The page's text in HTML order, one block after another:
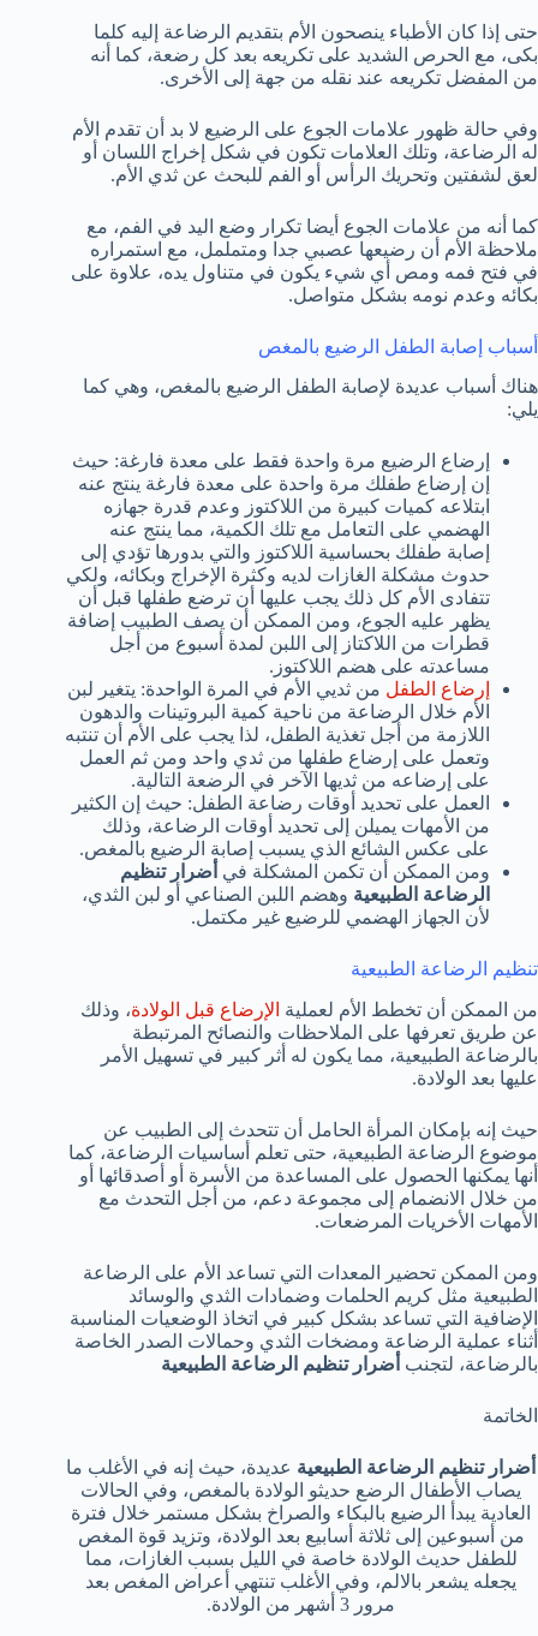
حتى إذا كان الأطباء ينصحون الأم بتقديم الرضاعة إليه كلما
بكى، مع الحرص الشديد على تكريعه بعد كل رضعة، كما أنه
من المفضل تكريعه عند نقله من جهة إلى الأخرى.
وفي حالة ظهور علامات الجوع على الرضيع لا بد أن تقدم الأم
له الرضاعة، وتلك العلامات تكون في شكل إخراج اللسان أو
لعق لشفتين وتحريك الرأس أو الفم للبحث عن ثدي الأم.
كما أنه من علامات الجوع أيضا تكرار وضع اليد في الفم، مع
ملاحظة الأم أن رضيعها عصبي جدا ومتململ، مع استمراره
في فتح فمه ومص أي شيء يكون في متناول يده، علاوة على
بكائه وعدم نومه بشكل متواصل.
أسباب إصابة الطفل الرضيع بالمغص
هناك أسباب عديدة لإصابة الطفل الرضيع بالمغص، وهي كما
يلي:
إرضاع الرضيع مرة واحدة فقط على معدة فارغة: حيث
إن إرضاع طفلك مرة واحدة على معدة فارغة ينتج عنه
ابتلاعه كميات كبيرة من اللاكتوز وعدم قدرة جهازه
الهضمي على التعامل مع تلك الكمية، مما ينتج عنه
إصابة طفلك بحساسية اللاكتوز والتي بدورها تؤدي إلى
حدوث مشكلة الغازات لديه وكثرة الإخراج وبكائه، ولكي
تتفادى الأم كل ذلك يجب عليها أن ترضع طفلها قبل أن
يظهر عليه الجوع، ومن الممكن أن يصف الطبيب إضافة
قطرات من اللاكتاز إلى اللبن لمدة أسبوع من أجل
مساعدته على هضم اللاكتوز.
إرضاع الطفل من ثديي الأم في المرة الواحدة: يتغير لبن
الأم خلال الرضاعة من ناحية كمية البروتينات والدهون
اللازمة من أجل تغذية الطفل، لذا يجب على الأم أن تنتبه
وتعمل على إرضاع طفلها من ثدي واحد ومن ثم العمل
على إرضاعه من ثديها الآخر في الرضعة التالية.
العمل على تحديد أوقات رضاعة الطفل: حيث إن الكثير
من الأمهات يميلن إلى تحديد أوقات الرضاعة، وذلك
على عكس الشائع الذي يسبب إصابة الرضيع بالمغص.
ومن الممكن أن تكمن المشكلة في أضرار تنظيم
الرضاعة الطبيعية وهضم اللبن الصناعي أو لبن الثدي،
لأن الجهاز الهضمي للرضيع غير مكتمل.
تنظيم الرضاعة الطبيعية
من الممكن أن تخطط الأم لعملية الإرضاع قبل الولادة، وذلك
عن طريق تعرفها على الملاحظات والنصائح المرتبطة
بالرضاعة الطبيعية، مما يكون له أثر كبير في تسهيل الأمر
عليها بعد الولادة.
حيث إنه بإمكان المرأة الحامل أن تتحدث إلى الطبيب عن
موضوع الرضاعة الطبيعية، حتى تعلم أساسيات الرضاعة، كما
أنها يمكنها الحصول على المساعدة من الأسرة أو أصدقائها أو
من خلال الانضمام إلى مجموعة دعم، من أجل التحدث مع
الأمهات الأخريات المرضعات.
ومن الممكن تحضير المعدات التي تساعد الأم على الرضاعة
الطبيعية مثل كريم الحلمات وضمادات الثدي والوسائد
الإضافية التي تساعد بشكل كبير في اتخاذ الوضعيات المناسبة
أثناء عملية الرضاعة ومضخات الثدي وحمالات الصدر الخاصة
بالرضاعة، لتجنب أضرار تنظيم الرضاعة الطبيعية
الخاتمة
أضرار تنظيم الرضاعة الطبيعية عديدة، حيث إنه في الأغلب ما
يصاب الأطفال الرضع حديثو الولادة بالمغص، وفي الحالات
العادية يبدأ الرضيع بالبكاء والصراخ بشكل مستمر خلال فترة
من أسبوعين إلى ثلاثة أسابيع بعد الولادة، وتزيد قوة المغص
للطفل حديث الولادة خاصة في الليل بسبب الغازات، مما
يجعله يشعر بالالم، وفي الأغلب تنتهي أعراض المغص بعد
مرور 3 أشهر من الولادة.